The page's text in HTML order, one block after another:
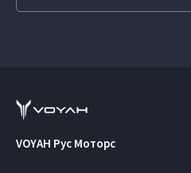
VOYAH Рус Моторс